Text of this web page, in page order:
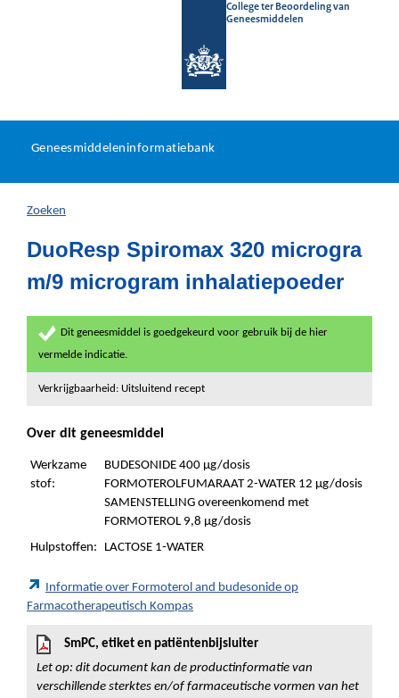
College ter Beoordeling van
Geneesmiddelen
U
hier:
Geneesmiddeleninformatiebank
Zoeken
DuoResp Spiromax 320 microgra
m/9 microgram inhalatiepoeder
Dit geneesmiddel is goedgekeurd voor gebruik bij de hier
vermelde indicatie.
Verkrijgbaarheid: Uitsluitend recept
Over dit geneesmiddel
Werkzame
stof:
BUDESONIDE 400 µg/dosis
FORMOTEROLFUMARAAT 2-WATER 12 µg/dosis
SAMENSTELLING overeenkomend met
FORMOTEROL 9,8 µg/dosis
Hulpstoffen:
LACTOSE 1-WATER
Informatie over Formoterol and budesonide op
Farmacotherapeutisch Kompas
SmPC, etiket en patiëntenbijsluiter
Let op: dit document kan de productinformatie van
verschillende sterktes en/of farmaceutische vormen van het